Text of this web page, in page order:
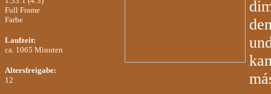
Full Frame
Farbe
Laufzeit:
ca. 1065 Minuten
Altersfreigabe:
12